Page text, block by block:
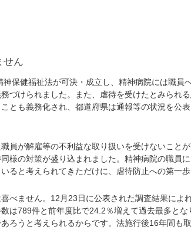
せん
保健福祉法が可決・成立し、精神病院には職員
づけられました。また、虐待を受けたとみられ
とも義務化され、都道府県は通報等の状況を公
員が解雇等の不利益な取り扱いを受けないこと
様の対策が盛り込まれました。精神病院の職員
ると考えられてきただけに、虐待防止への第一歩
べません。12月23日に公表された調査結果によ
は789件と前年度比で24.2％増えて過去最多と
ろうと考えられるからです。法施行後16年間も